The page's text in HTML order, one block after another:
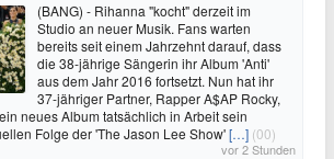
(BANG) - Rihanna "kocht" derzeit im
Studio an neuer Musik. Fans warten
bereits seit einem Jahrzehnt darauf, dass
die 38-jährige Sängerin ihr Album 'Anti'
aus dem Jahr 2016 fortsetzt. Nun hat ihr
37-jähriger Partner, Rapper A$AP Rocky,
neues Album tatsächlich in Arbeit sein
Folge der 'The Jason Lee Show'[…] (00)
vor 2 Stunden